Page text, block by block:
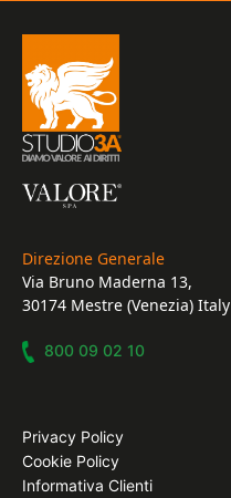
Direzione Generale
Via Bruno Maderna 13,
30174 Mestre (Venezia) Italy
800 09 02 10
Privacy Policy
Cookie Policy
Informativa Clienti